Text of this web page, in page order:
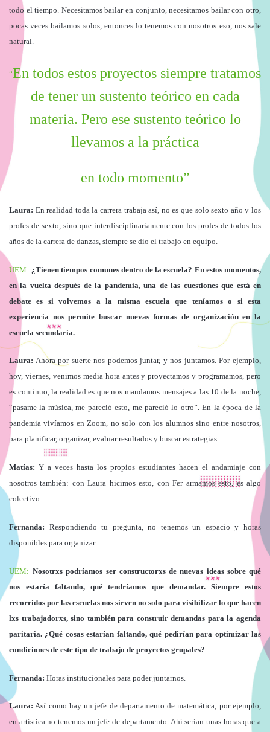
todo el tiempo. Necesitamos bailar en conjunto, necesitamos bailar con otro,
pocas veces bailamos solos, entonces lo tenemos con nosotros eso, nos sale
natural.
“En todos estos proyectos siempre tratamos
de tener un sustento teórico en cada
materia. Pero ese sustento teórico lo
llevamos a la práctica
en todo momento”
Laura: En realidad toda la carrera trabaja así, no es que solo sexto año y los
profes de sexto, sino que interdisciplinariamente con los profes de todos los
años de la carrera de danzas, siempre se dio el trabajo en equipo.
UEM: ¿Tienen tiempos comunes dentro de la escuela? En estos momentos,
en la vuelta después de la pandemia, una de las cuestiones que está en
debate es si volvemos a la misma escuela que teníamos o si esta
experiencia nos permite buscar nuevas formas de organización en la
escuela secundaria.
Laura: Ahora por suerte nos podemos juntar, y nos juntamos. Por ejemplo,
hoy, viernes, venimos media hora antes y proyectamos y programamos, pero
es continuo, la realidad es que nos mandamos mensajes a las 10 de la noche,
“pasame la música, me pareció esto, me pareció lo otro”. En la época de la
pandemia vivíamos en Zoom, no solo con los alumnos sino entre nosotros,
para planificar, organizar, evaluar resultados y buscar estrategias.
Matías: Y a veces hasta los propios estudiantes hacen el andamiaje con
nosotros también: con Laura hicimos esto, con Fer armamos esto, es algo
colectivo.
Fernanda: Respondiendo tu pregunta, no tenemos un espacio y horas
disponibles para organizar.
UEM: Nosotrxs podríamos ser constructorxs de nuevas ideas sobre qué
nos estaría faltando, qué tendríamos que demandar. Siempre estos
recorridos por las escuelas nos sirven no solo para visibilizar lo que hacen
lxs trabajadorxs, sino también para construir demandas para la agenda
paritaria. ¿Qué cosas estarían faltando, qué pedirían para optimizar las
condiciones de este tipo de trabajo de proyectos grupales?
Fernanda: Horas institucionales para poder juntarnos.
Laura: Así como hay un jefe de departamento de matemática, por ejemplo,
en artística no tenemos un jefe de departamento. Ahí serían unas horas que a